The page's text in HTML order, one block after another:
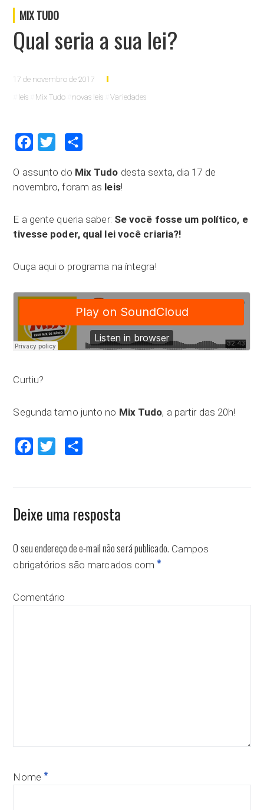
MIX TUDO
Qual seria a sua lei?
17 de novembro de 2017
leis
Mix Tudo novas leis Variedades
Facebook Twitter
O assunto do Mix Tudo desta sexta, dia 17 de
novembro, foram as leis!
E a gente queria saber: Se você fosse um político, e
tivesse poder, qual lei você criaria?!
Ouça aqui o programa na íntegra!
Curtiu?
Segunda tamo junto no Mix Tudo, a partir das 20h!
Facebook Twitter
Deixe uma resposta
O seu endereço de e-mail não será publicado. Campos
obrigatórios são marcados com *
Comentário
Nome *